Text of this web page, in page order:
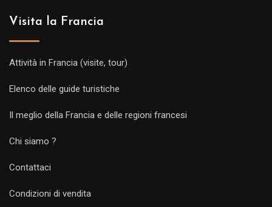
Visita la Francia
Attività in Francia (visite, tour)
Elenco delle guide turistiche
Il meglio della Francia e delle regioni francesi
Chi siamo ?
Contattaci
Condizioni di vendita